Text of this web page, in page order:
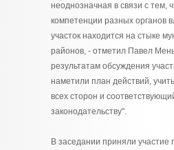
неоднозначная в связи с тем,
компетенции разных органов
участок находится на стыке
районов, - отметил Павел
результатам обсуждения
наметили план действий,
всех сторон и
законодательству".
В заседании приняли участие